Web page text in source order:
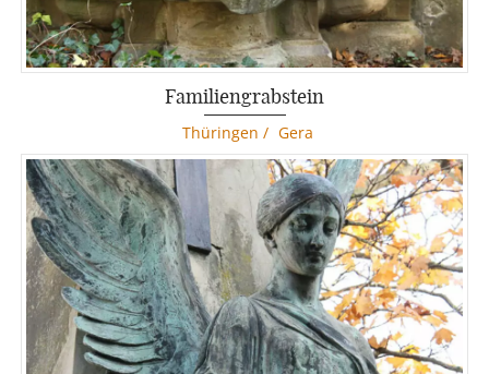
Familiengrabstein
Thüringen / Gera